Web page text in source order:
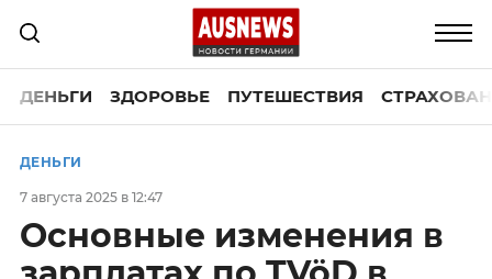
ДЕНЬГИ ЗДОРОВЬЕ ПУТЕШЕСТВИЯ
ДЕНЬГИ
7 августа 2025 в 12:47
Основные изменения в